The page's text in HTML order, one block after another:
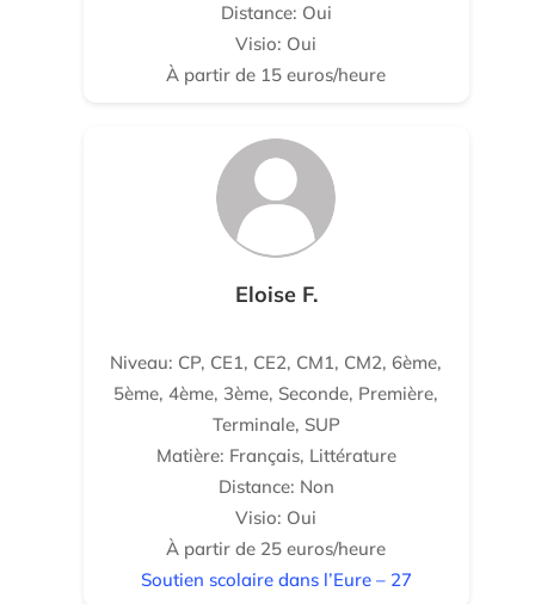
Distance: Oui
Visio: Oui
À partir de 15 euros/heure
Eloise F.
Niveau: CP, CE1, CE2, CM1, CM2, 6ème,
5ème, 4ème, 3ème, Seconde, Première,
Terminale, SUP
Matière: Français, Littérature
Distance: Non
Visio: Oui
À partir de 25 euros/heure
Soutien scolaire dans l’Eure – 27